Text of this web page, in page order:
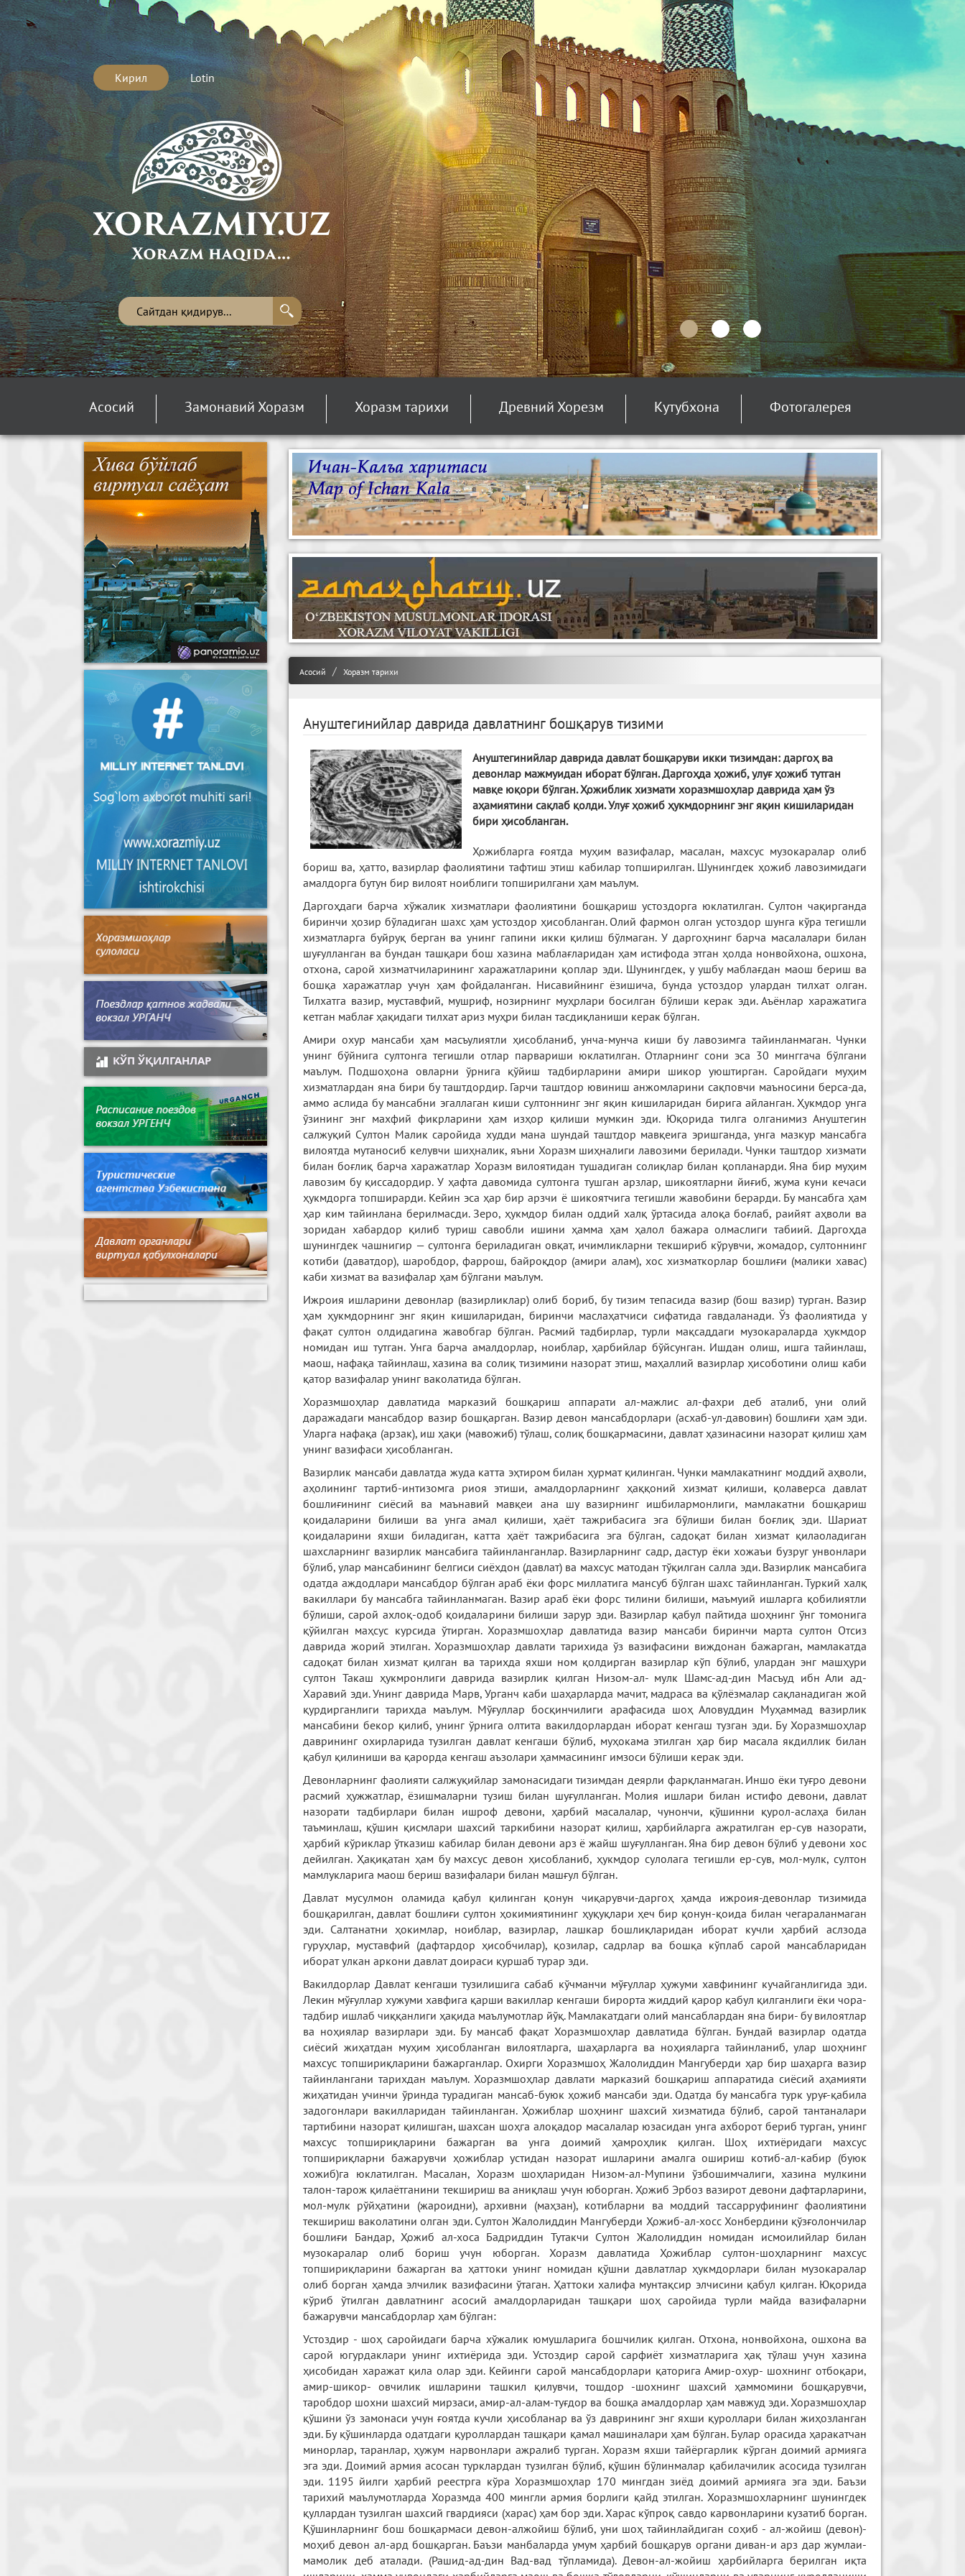
Кирил Lotin
Асосий Замонавий Хоразм Хоразм тарихи Древний Хорезм Кутубхона Фотогалерея
Асосий Хоразм тарихи
Ануштегинийлар даврида давлатнинг бошқарув тизими
Ануштегинийлар даврида давлат бошқаруви икки тизимдан: даргоҳ ва
девонлар мажмуидан иборат бўлган. Даргоҳда ҳожиб, улуғ ҳожиб тутган
мавқе юқори бўлган. Ҳожиблик хизмати хоразмшоҳлар даврида ҳам ўз
аҳамиятини сақлаб қолди. Улуғ ҳожиб ҳукмдорнинг энг яқин кишиларидан
бири ҳисобланган.
Ҳожибларга ғоятда муҳим вазифалар, масалан, махсус музокаралар олиб
бориш ва, ҳатто, вазирлар фаолиятини тафтиш этиш кабилар топширилган. Шунингдек ҳожиб лавозимидаги
амалдорга бутун бир вилоят ноиблиги топширилгани ҳам маълум.
Даргоҳдаги барча хўжалик хизматлари фаолиятини бошқариш устоздорга юклатилган. Султон чақирганда
биринчи ҳозир бўладиган шахс ҳам устоздор ҳисобланган. Олий фармон олган устоздор шунга кўра тегишли
хизматларга буйруқ берган ва унинг гапини икки қилиш бўлмаган. У даргоҳнинг барча масалалари билан
шуғулланган ва бундан ташқари бош хазина маблағларидан ҳам истифода этган ҳолда нонвойхона, ошхона,
отхона, сарой хизматчиларининг харажатларини қоплар эди. Шунингдек, у ушбу маблағдан маош бериш ва
бошқа харажатлар учун ҳам фойдаланган. Нисавийнинг ёзишича, бунда устоздор улардан тилхат олган.
Тилхатга вазир, муставфий, мушриф, нозирнинг муҳрлари босилган бўлиши керак эди. Аъёнлар харажатига
кетган маблағ ҳақидаги тилхат ариз муҳри билан тасдиқланиши керак бўлган.
Амири охур мансаби ҳам масъулиятли ҳисобланиб, унча-мунча киши бу лавозимга тайинланмаган. Чунки
унинг бўйнига султонга тегишли отлар парвариши юклатилган. Отларнинг сони эса 30 минггача бўлгани
маълум. Подшоҳона овларни ўрнига қўйиш тадбирларини амири шикор уюштирган. Саройдаги муҳим
хизматлардан яна бири бу таштдордир. Гарчи таштдор ювиниш анжомларини сақповчи маъносини берса-да,
аммо аслида бу мансабни эгаллаган киши султоннинг энг яқин кишиларидан бирига айланган. Ҳукмдор унга
ўзининг энг махфий фикрларини ҳам изҳор қилиши мумкин эди. Юқорида тилга олганимиз Ануштегин
салжуқий Султон Малик саройида худди мана шундай таштдор мавқеига эришганда, унга мазкур мансабга
вилоятда мутаносиб келувчи шиҳналик, яъни Хоразм шиҳналиги лавозими берилади. Чунки таштдор хизмати
билан боғлиқ барча харажатлар Хоразм вилоятидан тушадиган солиқлар билан қопланарди. Яна бир муҳим
лавозим бу қиссадордир. У ҳафта давомида султонга тушган арзлар, шикоятларни йиғиб, жума куни кечаси
ҳукмдорга топширарди. Кейин эса ҳар бир арзчи ё шикоятчига тегишли жавобини берарди. Бу мансабга ҳам
ҳар ким тайинлана берилмасди. Зеро, ҳукмдор билан оддий халқ ўртасида алоқа боғлаб, раийят аҳволи ва
зоридан хабардор қилиб туриш савобли ишини ҳамма ҳам ҳалол бажара олмаслиги табиий. Даргоҳда
шунингдек чашнигир — султонга бериладиган овқат, ичимликларни текшириб кўрувчи, жомадор, султоннинг
котиби (даватдор), шаробдор, фаррош, байроқдор (амири алам), хос хизматкорлар бошлиғи (малики хавас)
каби хизмат ва вазифалар ҳам бўлгани маълум.
Ижроия ишларини девонлар (вазирликлар) олиб бориб, бу тизим тепасида вазир (бош вазир) турган. Вазир
ҳам ҳукмдорнинг энг яқин кишиларидан, биринчи маслаҳатчиси сифатида гавдаланади. Ўз фаолиятида у
фақат султон олдидагина жавобгар бўлган. Расмий тадбирлар, турли мақсаддаги музокараларда ҳукмдор
номидан иш тутган. Унга барча амалдорлар, ноиблар, ҳарбийлар бўйсунган. Ишдан олиш, ишга тайинлаш,
маош, нафақа тайинлаш, хазина ва солиқ тизимини назорат этиш, маҳаллий вазирлар ҳисоботини олиш каби
қатор вазифалар унинг ваколатида бўлган.
Хоразмшоҳлар давлатида марказий бошқариш аппарати ал-мажлис ал-фахри деб аталиб, уни олий
даражадаги мансабдор вазир бошқарган. Вазир девон мансабдорлари (асхаб-ул-давовин) бошлиғи ҳам эди.
Уларга нафақа (арзак), иш ҳақи (мавожиб) тўлаш, солиқ бошқармасини, давлат ҳазинасини назорат қилиш ҳам
унинг вазифаси ҳисобланган.
Вазирлик мансаби давлатда жуда катта эҳтиром билан ҳурмат қилинган. Чунки мамлакатнинг моддий аҳволи,
аҳолининг тартиб-интизомга риоя этиши, амалдорларнинг ҳаққоний хизмат қилиши, қолаверса давлат
бошлиғининг сиёсий ва маънавий мавқеи ана шу вазирнинг ишбилармонлиги, мамлакатни бошқариш
қоидаларини билиши ва унга амал қилиши, ҳаёт тажрибасига эга бўлиши билан боғлиқ эди. Шариат
қоидаларини яхши биладиган, катта ҳаёт тажрибасига эга бўлган, садоқат билан хизмат қилаоладиган
шахсларнинг вазирлик мансабига тайинланганлар. Вазирларнинг садр, дастур ёки хожаъи бузруг унвонлари
бўлиб, улар мансабининг белгиси сиёхдон (давлат) ва махсус матодан тўқилган салла эди. Вазирлик мансабига
одатда аждодлари мансабдор бўлган араб ёки форс миллатига мансуб бўлган шахс тайинланган. Туркий халқ
вакиллари бу мансабга тайинланмаган. Вазир араб ёки форс тилини билиши, маъмуий ишларга қобилиятли
бўлиши, сарой ахлоқ-одоб қоидаларини билиши зарур эди. Вазирлар қабул пайтида шоҳнинг ўнг томонига
қўйилган маҳсус курсида ўтирган. Хоразмшоҳлар давлатида вазир мансаби биринчи марта султон Отсиз
даврида жорий этилган. Хоразмшоҳлар давлати тарихида ўз вазифасини виждонан бажарган, мамлакатда
садоқат билан хизмат қилган ва тарихда яхши ном қолдирган вазирлар кўп бўлиб, улардан энг машҳури
султон Такаш ҳукмронлиги даврида вазирлик қилган Низом-ал- мулк Шамс-ад-дин Масъуд ибн Али ад-
Харавий эди. Унинг даврида Марв, Урганч каби шаҳарларда мачит, мадраса ва қўлёзмалар сақланадиган жой
қурдирганлиги тарихда маълум. Мўғуллар босқинчилиги арафасида шоҳ Аловуддин Муҳаммад вазирлик
мансабини бекор қилиб, унинг ўрнига олтита вакилдорлардан иборат кенгаш тузган эди. Бу Хоразмшоҳлар
даврининг охирларида тузилган давлат кенгаши бўлиб, муҳокама этилган ҳар бир масала якдиллик билан
қабул қилиниши ва қарорда кенгаш аъзолари ҳаммасининг имзоси бўлиши керак эди.
Девонларнинг фаолияти салжуқийлар замонасидаги тизимдан деярли фарқланмаган. Иншо ёки туғро девони
расмий ҳужжатлар, ёзишмаларни тузиш билан шуғулланган. Молия ишлари билан истифо девони, давлат
назорати тадбирлари билан ишроф девони, ҳарбий масалалар, чунончи, қўшинни қурол-аслаҳа билан
таъминлаш, қўшин қисмлари шахсий таркибини назорат қилиш, ҳарбийларга ажратилган ер-сув назорати,
ҳарбий кўриклар ўтказиш кабилар билан девони арз ё жайш шуғулланган. Яна бир девон бўлиб у девони хос
дейилган. Ҳақиқатан ҳам бу махсус девон ҳисобланиб, ҳукмдор сулолага тегишли ер-сув, мол-мулк, султон
мамлукларига маош бериш вазифалари билан машғул бўлган.
Давлат мусулмон оламида қабул қилинган қонун чиқарувчи-даргоҳ ҳамда ижроия-девонлар тизимида
бошқарилган, давлат бошлиғи султон ҳокимиятининг ҳуқуқлари ҳеч бир қонун-қоида билан чегараланмаган
эди. Салтанатни ҳокимлар, ноиблар, вазирлар, лашкар бошлиқларидан иборат кучли ҳарбий аслзода
гуруҳлар, муставфий (дафтардор ҳисобчилар), қозилар, садрлар ва бошқа кўплаб сарой мансабларидан
иборат улкан аркони давлат доираси қуршаб турар эди.
Вакилдорлар Давлат кенгаши тузилишига сабаб кўчманчи мўғуллар ҳужуми хавфининг кучайганлигида эди.
Лекин мўғуллар хужуми хавфига қарши вакиллар кенгаши бирорта жиддий қарор қабул қилганлиги ёки чора-
тадбир ишлаб чиққанлиги ҳақида маълумотлар йўқ. Мамлакатдаги олий мансаблардан яна бири- бу вилоятлар
ва ноҳиялар вазирлари эди. Бу мансаб фақат Хоразмшоҳлар давлатида бўлган. Бундай вазирлар одатда
сиёсий жиҳатдан муҳим ҳисобланган вилоятларга, шаҳарларга ва ноҳияларга тайинланиб, улар шоҳнинг
махсус топшириқларини бажарганлар. Охирги Хоразмшоҳ Жалолиддин Мангуберди ҳар бир шаҳарга вазир
тайинлангани тарихдан маълум. Хоразмшоҳлар давлати марказий бошқариш аппаратида сиёсий аҳамияти
жиҳатидан учинчи ўринда турадиган мансаб-буюк ҳожиб мансаби эди. Одатда бу мансабга турк уруғ-қабила
задогонлари вакилларидан тайинланган. Ҳожиблар шоҳнинг шахсий хизматида бўлиб, сарой тантаналари
тартибини назорат қилишган, шахсан шоҳга алоқадор масалалар юзасидан унга ахборот бериб турган, унинг
махсус топшириқларини бажарган ва унга доимий ҳамроҳлик қилган. Шоҳ ихтиёридаги махсус
топшириқларни бажарувчи ҳожиблар устидан назорат ишларини амалга ошириш котиб-ал-кабир (буюк
хожиб)га юклатилган. Масалан, Хоразм шоҳларидан Низом-ал-Мупини ўзбошимчалиги, хазина мулкини
талон-тарож қилаётганини текшириш ва аниқлаш учун юборган. Ҳожиб Эрбоз вазирот девони дафтарларини,
мол-мулк рўйҳатини (жароидни), архивни (маҳзан), котибларни ва моддий тассарруфининг фаолиятини
текшириш ваколатини олган эди. Султон Жалолиддин Мангуберди Ҳожиб-ал-хосс Хонбердини қўзғолончилар
бошлиғи Бандар, Ҳожиб ал-хоса Бадриддин Тутакчи Султон Жалолиддин номидан исмоилийлар билан
музокаралар олиб бориш учун юборган. Хоразм давлатида Ҳожиблар султон-шоҳларнинг махсус
топшириқларини бажарган ва ҳаттоки унинг номидан қўшни давлатлар ҳукмдорлари билан музокаралар
олиб борган ҳамда элчилик вазифасини ўтаган. Ҳаттоки халифа мунтақсир элчисини қабул қилган. Юқорида
кўриб ўтилган давлатнинг асосий амалдорларидан ташқари шоҳ саройида турли майда вазифаларни
бажарувчи мансабдорлар ҳам бўлган:
Устоздир - шоҳ саройидаги барча хўжалик юмушларига бошчилик қилган. Отхона, нонвойхона, ошхона ва
сарой югурдаклари унинг ихтиёрида эди. Устоздир сарой сарфиёт хизматларига ҳақ тўлаш учун хазина
ҳисобидан харажат қила олар эди. Кейинги сарой мансабдорлари қаторига Амир-охур- шохнинг отбоқари,
амир-шикор- овчилик ишларини ташкил қилувчи, тошдор -шохнинг шахсий ҳаммомини бошқарувчи,
таробдор шохни шахсий мирзаси, амир-ал-алам-туғдор ва бошқа амалдорлар ҳам мавжуд эди. Хоразмшоҳлар
қўшини ўз замонаси учун ғоятда кучли ҳисобланар ва ўз даврининг энг яхши қуроллари билан жиҳозланган
эди. Бу қўшинларда одатдаги қуроллардан ташқари қамал машиналари ҳам бўлган. Булар орасида ҳаракатчан
минорлар, таранлар, ҳужум нарвонлари ажралиб турган. Хоразм яхши тайёргарлик кўрган доимий армияга
эга эди. Доимий армия асосан турклардан тузилган бўлиб, қўшин бўлинмалар қабилачилик асосида тузилган
эди. 1195 йилги ҳарбий реестрга кўра Хоразмшоҳлар 170 мингдан зиёд доимий армияга эга эди. Баъзи
тарихий маълумотларда Хоразмда 400 мингли армия борлиги қайд этилган. Хоразмшохларнинг шунингдек
қуллардан тузилган шахсий гвардияси (харас) ҳам бор эди. Харас кўпроқ савдо карвонларини кузатиб борган.
Қўшинларнинг бош бошқармаси девон-алжойиш бўлиб, уни шоҳ тайинлайдиган соҳиб - ал-жойиш (девон)-
моҳиб девон ал-ард бошқарган. Баъзи манбаларда умум ҳарбий бошқарув органи диван-и арз дар жумлаи-
мамолик деб аталади. (Рашид-ад-дин Вад-вад тўпламида). Девон-ал-жойиш ҳарбийларга берилган иқта
КЎП ЎҚИЛГАНЛАР